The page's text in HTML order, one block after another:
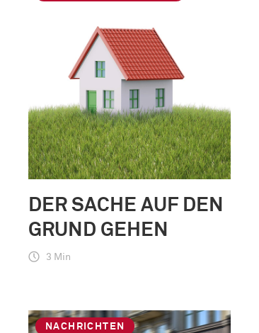
DER SACHE AUF DEN
GRUND GEHEN
3 Min
NACHRICHTEN